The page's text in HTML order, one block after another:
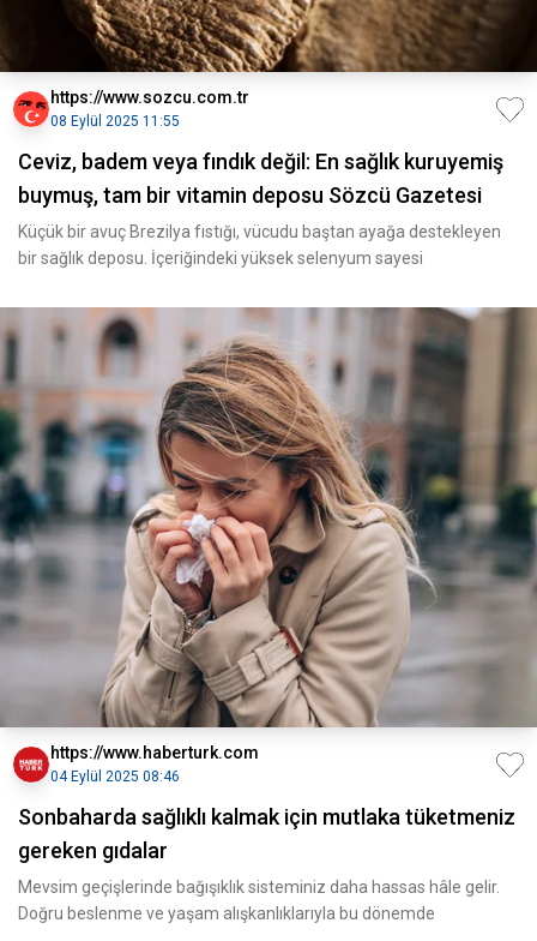
https://www.sozcu.com.tr
08 Eylül 2025 11:55
Ceviz, badem veya fındık değil: En sağlık kuruyemiş
buymuş, tam bir vitamin deposu Sözcü Gazetesi
Küçük bir avuç Brezilya fıstığı, vücudu baştan ayağa destekleyen
bir sağlık deposu. İçeriğindeki yüksek selenyum sayesi
https://www.haberturk.com
04 Eylül 2025 08:46
Sonbaharda sağlıklı kalmak için mutlaka tüketmeniz
gereken gıdalar
Mevsim geçişlerinde bağışıklık sisteminiz daha hassas hâle gelir.
Doğru beslenme ve yaşam alışkanlıklarıyla bu dönemde